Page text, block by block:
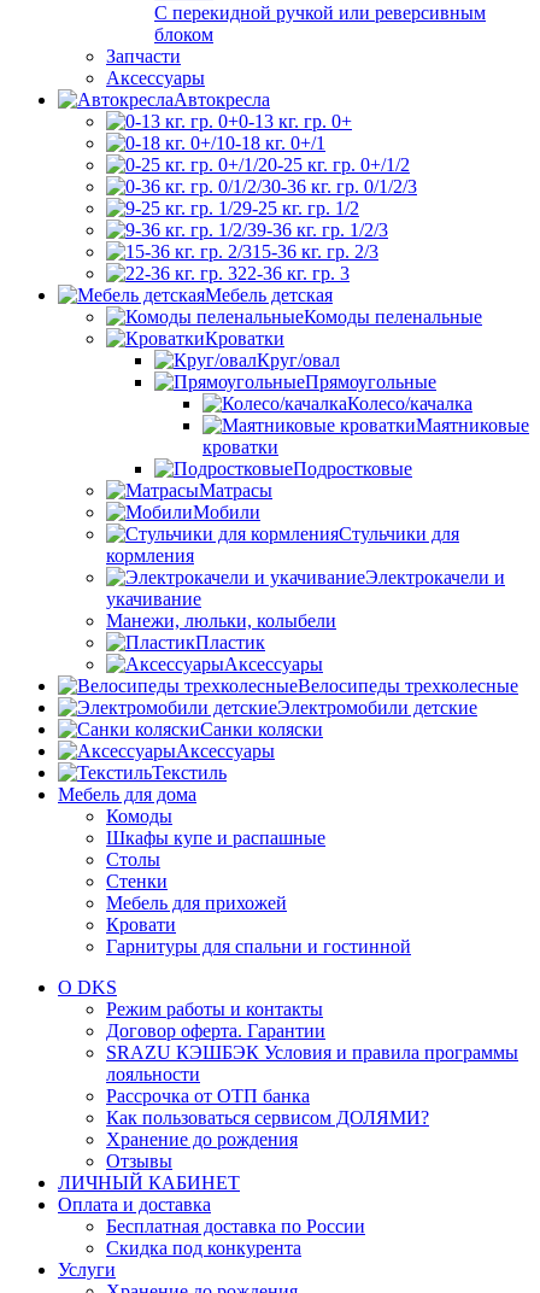
С перекидной ручкой или реверсивным
блоком
Запчасти
Аксессуары
Автокресла
0-13 кг. гр. 0+
0-18 кг. 0+/1
0-25 кг. гр. 0+/1/2
0-36 кг. гр. 0/1/2/3
9-25 кг. гр. 1/2
9-36 кг. гр. 1/2/3
15-36 кг. гр. 2/3
22-36 кг. гр. 3
Мебель детская
Комоды пеленальные
Кроватки
Круг/овал
Прямоугольные
Колесо/качалка
Маятниковые
кроватки
Подростковые
Матрасы
Мобили
Стульчики для
кормления
Электрокачели и
укачивание
Манежи, люльки, колыбели
Пластик
Аксессуары
Велосипеды трехколесные
Электромобили детские
Санки коляски
Аксессуары
Текстиль
Мебель для дома
Комоды
Шкафы купе и распашные
Столы
Стенки
Мебель для прихожей
Кровати
Гарнитуры для спальни и гостинной
О DKS
Режим работы и контакты
Договор оферта. Гарантии
SRAZU КЭШБЭК Условия и правила программы
лояльности
Рассрочка от ОТП банка
Как пользоваться сервисом ДОЛЯМИ?
Хранение до рождения
Отзывы
ЛИЧНЫЙ КАБИНЕТ
Оплата и доставка
Бесплатная доставка по России
Скидка под конкурента
Услуги